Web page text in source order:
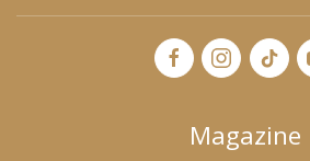
Magazine